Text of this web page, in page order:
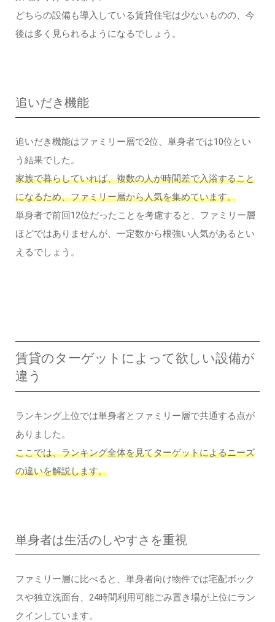
どちらの設備も導入している賃貸住宅は少ないものの、今
後は多く見られるようになるでしょう。
追いだき機能
追いだき機能はファミリー層で2位、単身者では10位とい
う結果でした。
家族で暮らしていれば、複数の人が時間差で入浴すること
になるため、ファミリー層から人気を集めています。
単身者で前回12位だったことを考慮すると、ファミリー層
ほどではありませんが、一定数から根強い人気があるとい
えるでしょう。
賃貸のターゲットによって欲しい設備が
違う
ランキング上位では単身者とファミリー層で共通する点が
ありました。
ここでは、ランキング全体を見てターゲットによるニーズ
の違いを解説します。
単身者は生活のしやすさを重視
ファミリー層に比べると、単身者向け物件では宅配ボック
スや独立洗面台、24時間利用可能ごみ置き場が上位にラン
クインしています。